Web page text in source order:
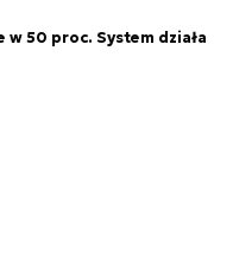
w 50 proc. System działa